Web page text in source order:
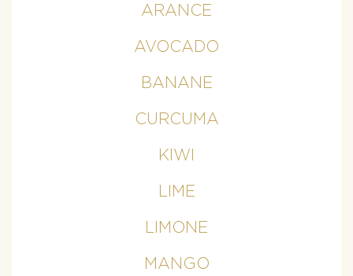
ARANCE
AVOCADO
BANANE
CURCUMA
KIWI
LIME
LIMONE
MANGO